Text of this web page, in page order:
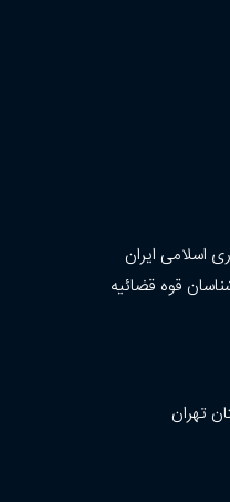
اسلامی ایران
قوه قضائیه
تهران